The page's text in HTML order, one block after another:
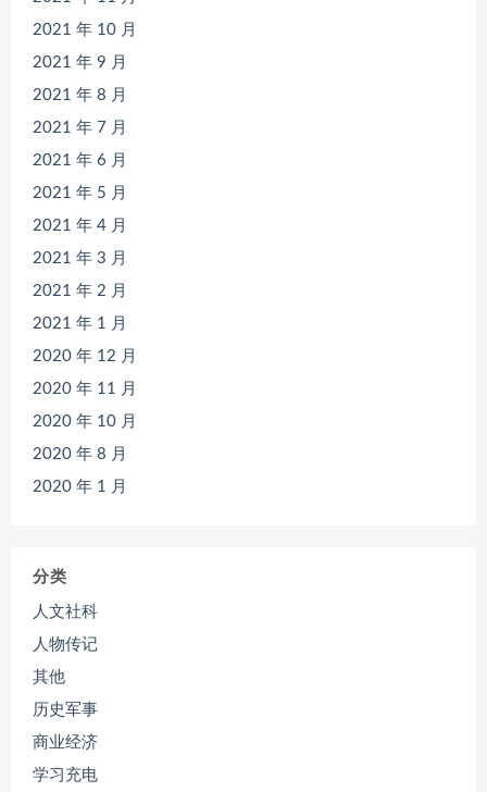
2021 年 10 月
2021 年 9 月
2021 年 8 月
2021 年 7 月
2021 年 6 月
2021 年 5 月
2021 年 4 月
2021 年 3 月
2021 年 2 月
2021 年 1 月
2020 年 12 月
2020 年 11 月
2020 年 10 月
2020 年 8 月
2020 年 1 月
分类
人文社科
人物传记
其他
历史军事
商业经济
学习充电